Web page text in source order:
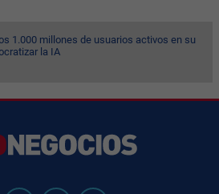
1.000 millones de usuarios activos en su
la IA